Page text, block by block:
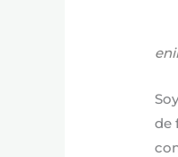
de